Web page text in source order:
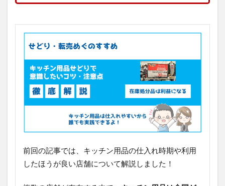
前回の記事では、キッチン用品の仕入れ時期や利用
したほうが良い店舗について解説しました！